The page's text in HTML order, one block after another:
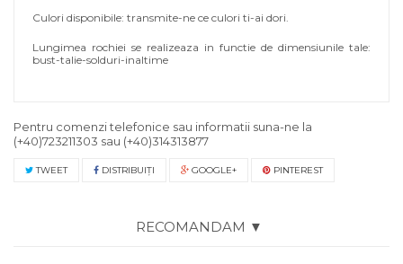
Culori disponibile: transmite-ne ce culori ti-ai dori.
Lungimea rochiei se realizeaza in functie de dimensiunile tale:
bust-talie-solduri-inaltime
Pentru comenzi telefonice sau informatii suna-ne la
(+40)723211303 sau (+40)314313877
TWEET DISTRIBUIŢI GOOGLE+ PINTEREST
RECOMANDAM ▼